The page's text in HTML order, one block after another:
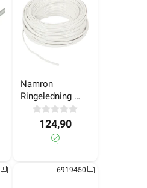
Namron
Ringeledning
EKU 2x0,7 Bunt
10 m124,90
160+ på lager
6919450